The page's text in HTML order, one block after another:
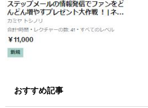
おすすめ記事